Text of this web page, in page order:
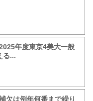
年度東京4美大一般
る...
欠は例年何番まで繰り